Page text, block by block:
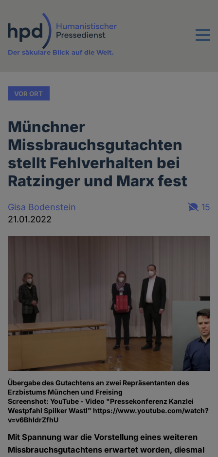
Inhalt
Menu
Der säkulare Blick auf die Welt.
VOR ORT
Münchner
Missbrauchsgutachten
stellt Fehlverhalten bei
Ratzinger und Marx fest
Gisa Bodenstein
21.01.2022
15
Übergabe des Gutachtens an zwei Repräsentanten des
Erzbistums München und Freising
Screenshot: YouTube - Video "Pressekonferenz Kanzlei
Westpfahl Spilker Wastl" https://www.youtube.com/watch?
v=v6BhIdrZfhU
Mit Spannung war die Vorstellung eines weiteren
Missbrauchsgutachtens erwartet worden, diesmal